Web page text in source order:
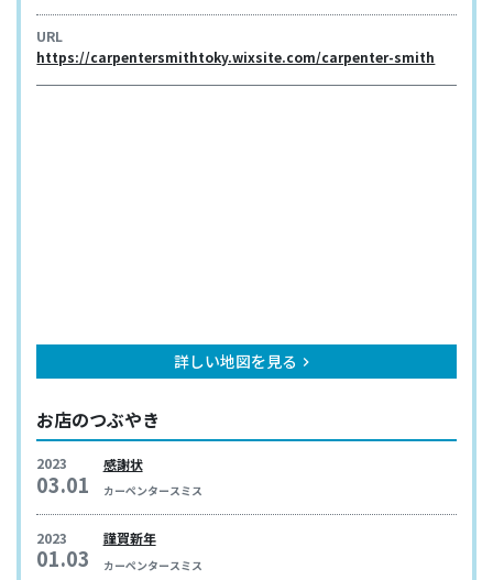
URL
https://carpentersmithtoky.wixsite.com/carpenter-smith
詳しい地図を見る keyboard_arrow_right
お店のつぶやき
2023
03.01
感謝状
カーペンタースミス
2023
01.03
謹賀新年
カーペンタースミス